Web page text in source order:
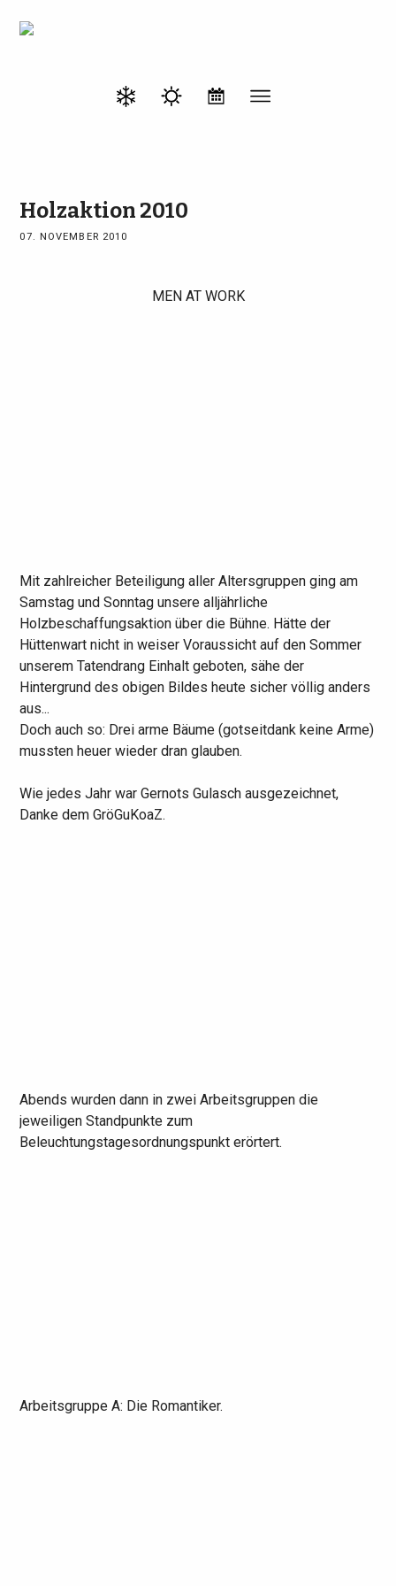
Holzaktion 2010
07. NOVEMBER 2010
MEN AT WORK
Mit zahlreicher Beteiligung aller Altersgruppen ging am
Samstag und Sonntag unsere alljährliche
Holzbeschaffungsaktion über die Bühne. Hätte der
Hüttenwart nicht in weiser Voraussicht auf den Sommer
unserem Tatendrang Einhalt geboten, sähe der
Hintergrund des obigen Bildes heute sicher völlig anders
aus...
Doch auch so: Drei arme Bäume (gotseitdank keine Arme)
mussten heuer wieder dran glauben.
Wie jedes Jahr war Gernots Gulasch ausgezeichnet,
Danke dem GröGuKoaZ.
Abends wurden dann in zwei Arbeitsgruppen die
jeweiligen Standpunkte zum
Beleuchtungstagesordnungspunkt erörtert.
Arbeitsgruppe A: Die Romantiker.